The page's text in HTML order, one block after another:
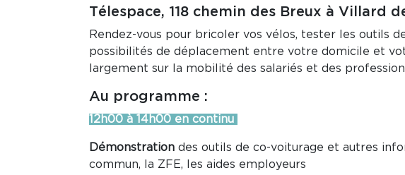
Télespace, 118 chemin des Breux à Villard
Rendez-vous pour bricoler vos vélos, tester les outils
possibilités de déplacement entre votre domicile et
largement sur la mobilité des salariés et des
Au programme :
12h00 à 14h00 en continu
Démonstration des outils de co-voiturage et autres
commun, la ZFE, les aides employeurs